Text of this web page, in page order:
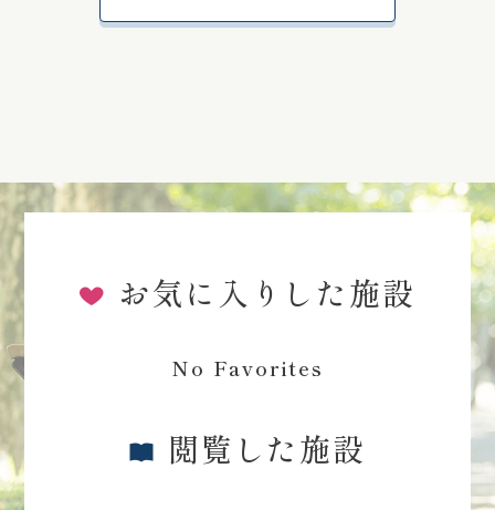
お気に入りした施設
No Favorites
閲覧した施設